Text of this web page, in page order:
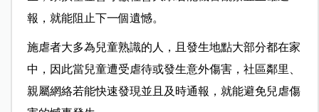
報，就能阻止下一個遺憾。
施虐者大多為兒童熟識的人，且發生地點大部分都在家
中，因此當兒童遭受虐待或發生意外傷害，社區鄰里、
親屬網絡若能快速發現並且及時通報，就能避免兒虐傷